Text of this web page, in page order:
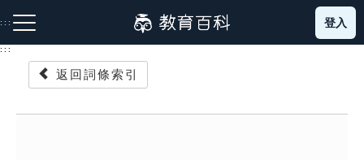
到
主
::: 登入
:::
返回詞條索引